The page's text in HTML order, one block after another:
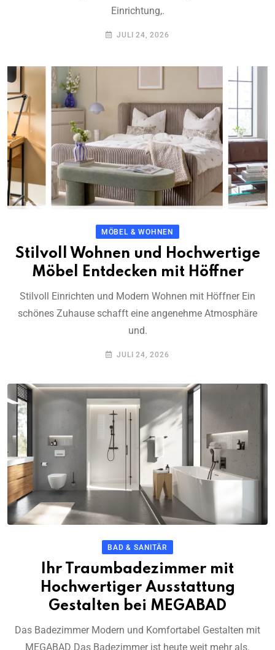
Einrichtung,.
JULI 24, 2026
MÖBEL & WOHNEN
Stilvoll Wohnen und Hochwertige
Möbel Entdecken mit Höffner
Stilvoll Einrichten und Modern Wohnen mit Höffner Ein
schönes Zuhause schafft eine angenehme Atmosphäre
und.
JULI 24, 2026
BAD & SANITÄR
Ihr Traumbadezimmer mit
Hochwertiger Ausstattung
Gestalten bei MEGABAD
Das Badezimmer Modern und Komfortabel Gestalten mit
MEGABAD Das Badezimmer ist heute weit mehr als.